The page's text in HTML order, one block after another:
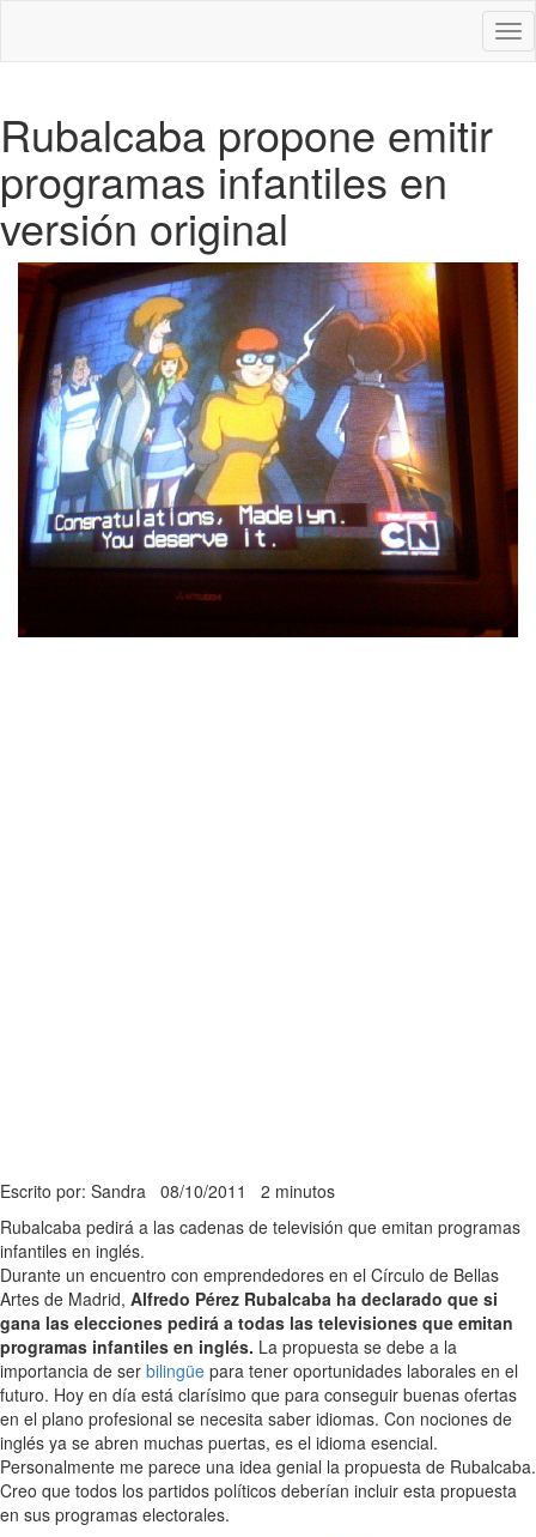
Rubalcaba propone emitir
programas infantiles en
versión original
Escrito por: Sandra 08/10/2011 2 minutos
Rubalcaba pedirá a las cadenas de televisión que emitan programas
infantiles en inglés.
Durante un encuentro con emprendedores en el Círculo de Bellas
Artes de Madrid, Alfredo Pérez Rubalcaba ha declarado que si
gana las elecciones pedirá a todas las televisiones que emitan
programas infantiles en inglés. La propuesta se debe a la
importancia de ser bilingüe para tener oportunidades laborales en el
futuro. Hoy en día está clarísimo que para conseguir buenas ofertas
en el plano profesional se necesita saber idiomas. Con nociones de
inglés ya se abren muchas puertas, es el idioma esencial.
Personalmente me parece una idea genial la propuesta de Rubalcaba.
Creo que todos los partidos políticos deberían incluir esta propuesta
en sus programas electorales.